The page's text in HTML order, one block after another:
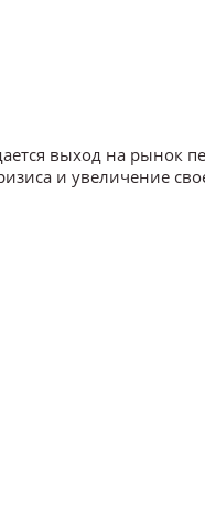
выход на рынок
и увеличение